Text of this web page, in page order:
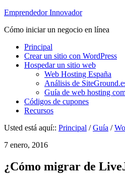
Emprendedor Innovador
Cómo iniciar un negocio en línea
Principal
Crear un sitio con WordPress
Hospedar un sitio web
Web Hosting España
Análisis de
Guía de web hosting
Códigos de cupones
Recursos
Usted está aquí:: Principal /Guía /
7 enero, 2016
¿Cómo migrar de